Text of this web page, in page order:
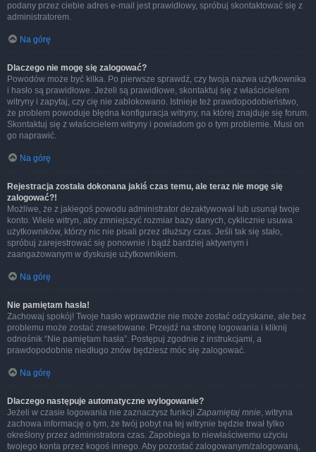
podany przez ciebie adres e-mail jest prawidłowy, spróbuj skontaktować się z
administratorem.
Na górę
Dlaczego nie mogę się zalogować?
Powodów może być kilka. Po pierwsze sprawdź, czy twoja nazwa użytkownika
i hasło są prawidłowe. Jeżeli są prawidłowe, skontaktuj się z właścicielem
witryny i zapytaj, czy cię nie zablokowano. Istnieje też prawdopodobieństwo,
że problem powoduje błędna konfiguracja witryny, na której znajduje się forum.
Skontaktuj się z właścicielem witryny i powiadom go o tym problemie. Musi on
go naprawić.
Na górę
Rejestracja została dokonana jakiś czas temu, ale teraz nie mogę się
zalogować?!
Możliwe, że z jakiegoś powodu administrator dezaktywował lub usunął twoje
konto. Wiele witryn, aby zmniejszyć rozmiar bazy danych, cyklicznie usuwa
użytkowników, którzy nic nie pisali przez dłuższy czas. Jeśli tak się stało,
spróbuj zarejestrować się ponownie i bądź bardziej aktywnym i
zaangażowanym w dyskusje użytkownikiem.
Na górę
Nie pamiętam hasła!
Zachowaj spokój! Twoje hasło wprawdzie nie może zostać odzyskane, ale bez
problemu może zostać zresetowane. Przejdź na stronę logowania i kliknij
odnośnik “Nie pamiętam hasła”. Postępuj zgodnie z instrukcjami, a
prawdopodobnie niedługo znów będziesz móc się zalogować.
Na górę
Dlaczego następuje automatyczne wylogowanie?
Jeżeli w czasie logowania nie zaznaczysz funkcji Zapamiętaj mnie, witryna
zachowa informację o tym, że twój pobyt na tej witrynie będzie trwał tylko
określony przez administratora czas. Zapobiega to niewłaściwemu użyciu
twojego konta przez kogoś innego. Aby pozostać zalogowanym/zalogowaną,